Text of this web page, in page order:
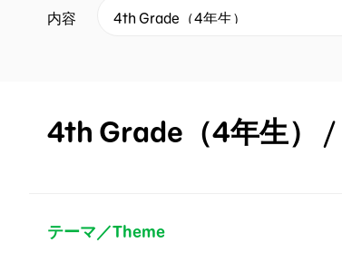
内容
4th Grade（4年生） /
テーマ／Theme